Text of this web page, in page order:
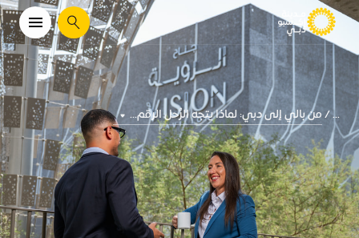
يبحث
... من بالي إلى دبي: لماذا يتجه الرُحل الرقم...